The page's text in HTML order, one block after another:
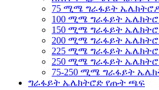
75 ሚሜ ግራፋይት
100 ሚሜ ግራፋይት
150 ሚሜ ግራፋይት
200 ሚሜ ግራፋይት
225 ሚሜ ግራፋይት
250 ሚሜ ግራፋይት
75-250 ሚሜ ግራፋይት
ግራፋይት ኤሌክትሮድ የጡት ጫፍ